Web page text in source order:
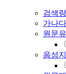
검색
가나
원문
음성